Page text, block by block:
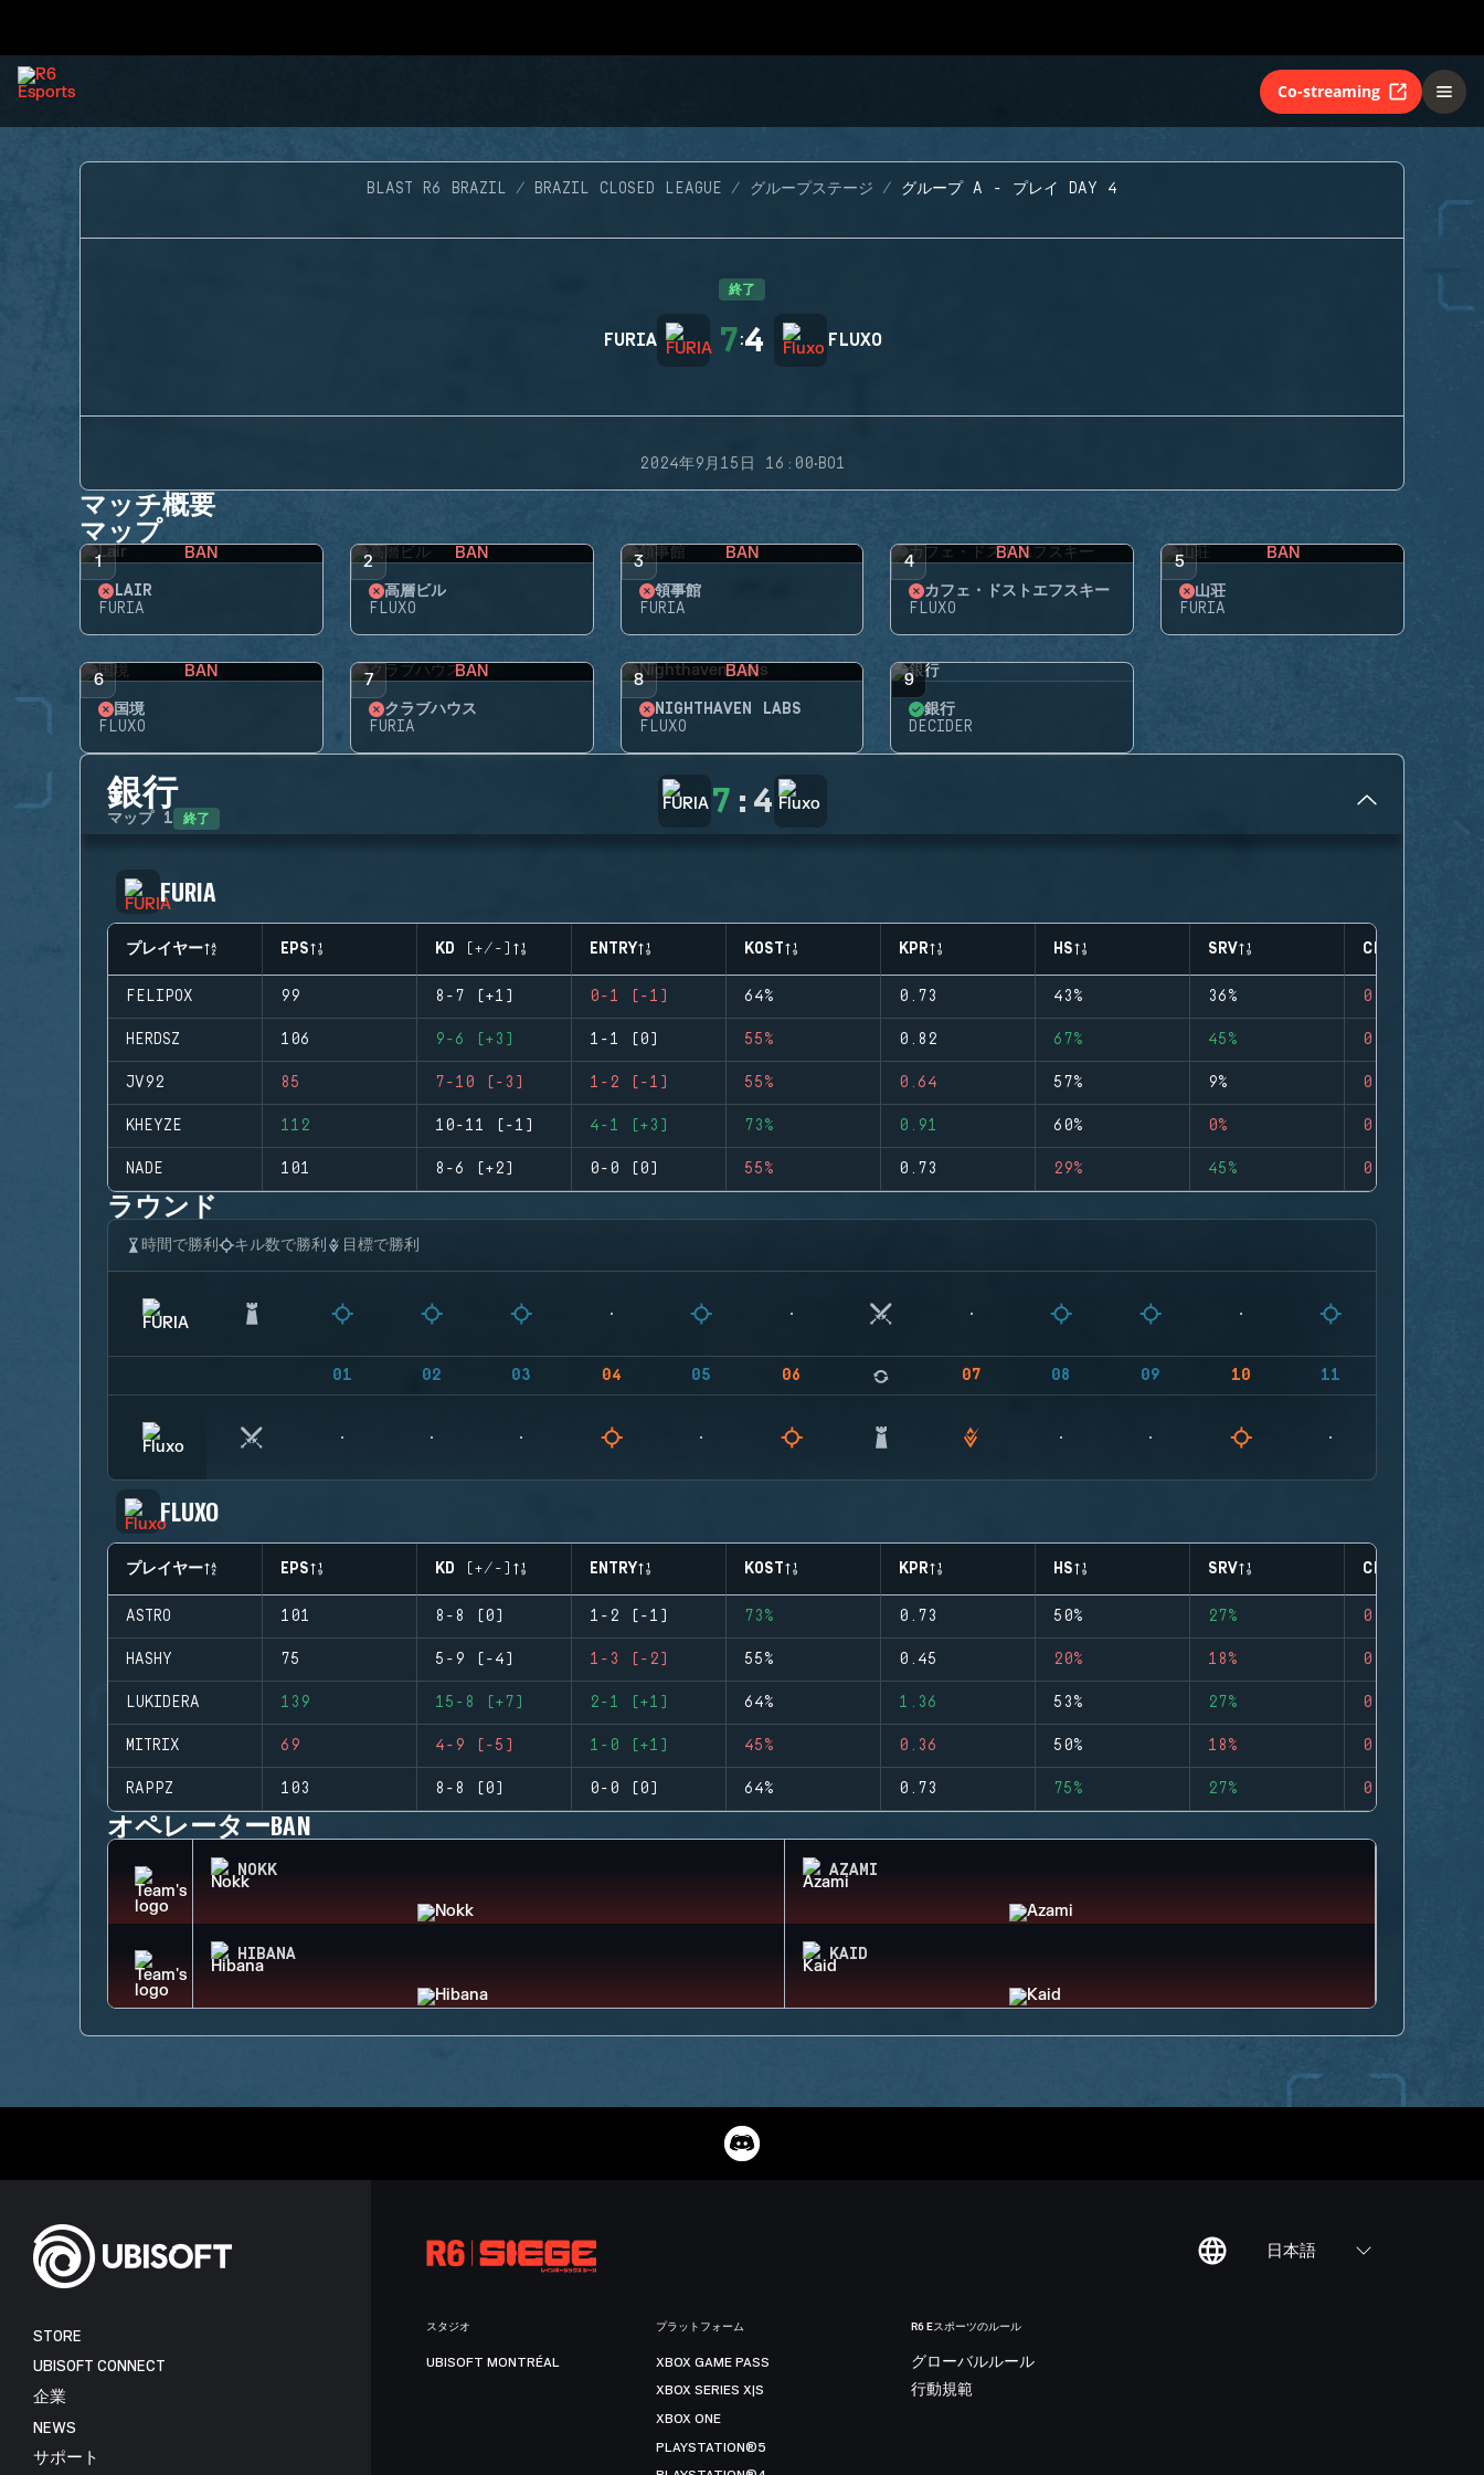
Co-streaming
BLAST R6 BRAZIL BRAZIL CLOSED LEAGUE グループステージ グループ A - プレイ DAY 4
終了
FURIA 7:4 FLUXO
2024年9月15日 16:00·BO1
マッチ概要
マップ
1 BAN
LAIR
FURIA
2 BAN
高層ビル
FLUXO
3 BAN
領事館
FURIA
4 BAN
カフェ・ドストエフスキー
FLUXO
5 BAN
山荘
FURIA
6 BAN
国境
FLUXO
7 BAN
クラブハウス
FURIA
8 BAN
NIGHTHAVEN LABS
FLUXO
9
銀行
DECIDER
銀行
マップ 1 終了 7 : 4
FURIA
プレイヤー EPS KD (+/-) ENTRY KOST KPR HS SRV CLUTCHES
FELIPOX 99 8-7 (+1) 0-1 (-1) 64% 0.73 43% 36% 0
HERDSZ 106 9-6 (+3) 1-1 (0) 55% 0.82 67% 45% 0
JV92 85 7-10 (-3) 1-2 (-1) 55% 0.64 57% 9% 0
KHEYZE 112 10-11 (-1) 4-1 (+3) 73% 0.91 60% 0% 0
NADE 101 8-6 (+2) 0-0 (0) 55% 0.73 29% 45% 0
ラウンド
時間で勝利 キル数で勝利 目標で勝利
01 02 03 04 05 06 07 08 09 10 11
FLUXO
プレイヤー EPS KD (+/-) ENTRY KOST KPR HS SRV CLUTCHES
ASTRO 101 8-8 (0) 1-2 (-1) 73% 0.73 50% 27% 0
HASHY 75 5-9 (-4) 1-3 (-2) 55% 0.45 20% 18% 0
LUKIDERA 139 15-8 (+7) 2-1 (+1) 64% 1.36 53% 27% 0
MITRIX 69 4-9 (-5) 1-0 (+1) 45% 0.36 50% 18% 0
RAPPZ 103 8-8 (0) 0-0 (0) 64% 0.73 75% 27% 0
オペレーターBAN
NOKK AZAMI
HIBANA KAID
日本語
STORE
UBISOFT CONNECT
企業
NEWS
サポート
スタジオ
UBISOFT MONTRÉAL
プラットフォーム
XBOX GAME PASS
XBOX SERIES X|S
XBOX ONE
PLAYSTATION®5
R6 Eスポーツのルール
グローバルルール
行動規範